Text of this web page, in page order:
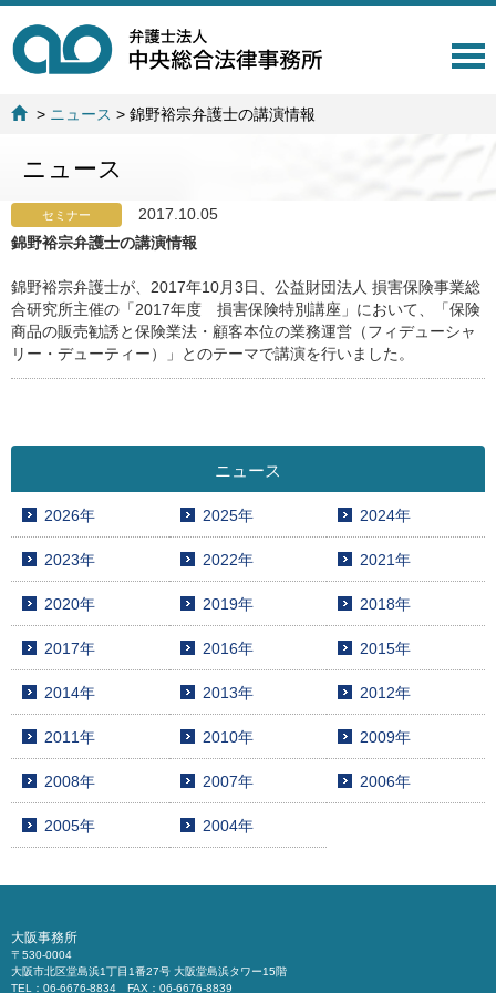
T
a
t
i
> ニュース >錦野裕宗弁護士の講演情報
ニュース
セミナー
2017.10.05
錦野裕宗弁護士の講演情報
錦野裕宗弁護士が、2017年10月3日、公益財団法人 損害保険事業総
合研究所主催の「2017年度 損害保険特別講座」において、「保険
商品の販売勧誘と保険業法・顧客本位の業務運営（フィデューシャ
リー・デューティー）」とのテーマで講演を行いました。
ニュース
2026年 2025年 2024年
2023年 2022年 2021年
2020年 2019年 2018年
2017年 2016年 2015年
2014年 2013年 2012年
2011年 2010年 2009年
2008年 2007年 2006年
2005年 2004年
大阪事務所
〒530-0004
大阪市北区堂島浜1丁目1番27号 大阪堂島浜タワー15階
TEL：06-6676-8834 FAX：06-6676-8839